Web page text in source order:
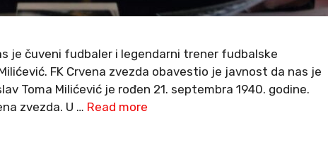
je čuveni fudbaler i legendarni trener fudbalske
FK Crvena zvezda obavestio je javnost da nas je
Toma Milićević je rođen 21. septembra 1940. godine.
zvezda. U … Read more